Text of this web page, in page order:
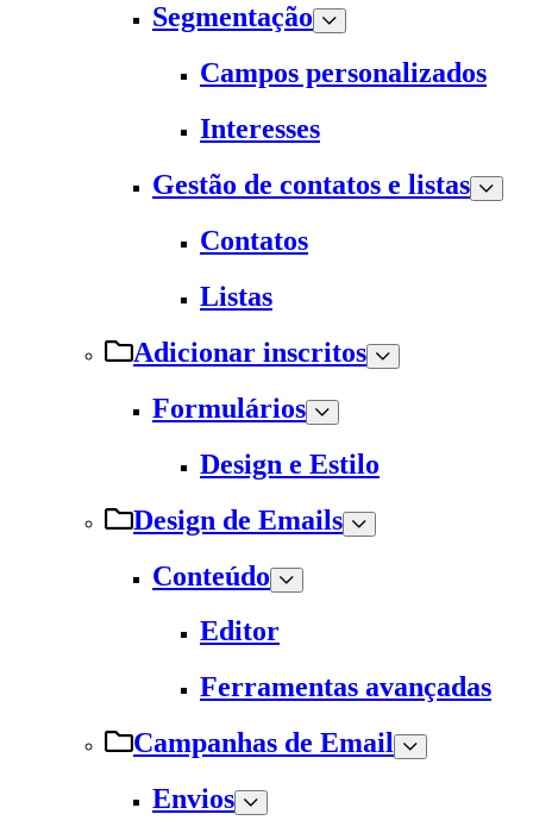
Segmentação
Campos personalizados
Interesses
Gestão de contatos e listas
Contatos
Listas
Adicionar inscritos
Formulários
Design e Estilo
Design de Emails
Conteúdo
Editor
Ferramentas avançadas
Campanhas de Email
Envios